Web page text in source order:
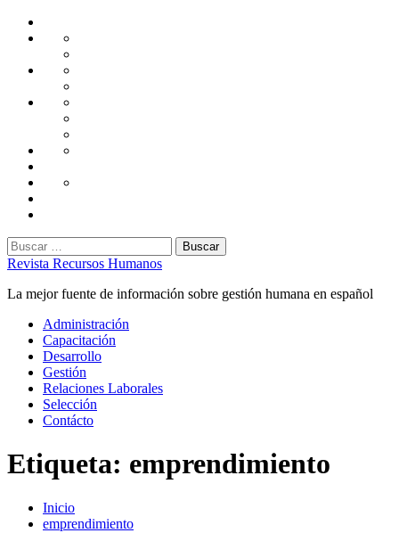
Saltar
Administración
Capacitación
Desarrollo
Gestión
Laborales
Selección
Buscar:
Revista Recursos Humanos
La mejor fuente de información sobre gestión humana en español
Menú
principal
Administración
Capacitación
Desarrollo
Gestión
Relaciones Laborales
Selección
Contácto
Etiqueta: emprendimiento
Inicio
emprendimiento